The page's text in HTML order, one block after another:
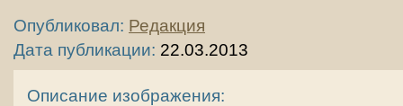
Опубликовал: Редакция
Дата публикации: 22.03.2013
Описание изображения: